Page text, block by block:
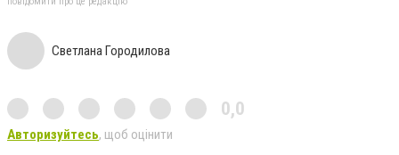
Светлана Городилова
0,0
Авторизуйтесь, щоб оцінити